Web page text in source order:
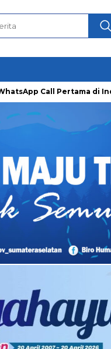
Call Pertama di